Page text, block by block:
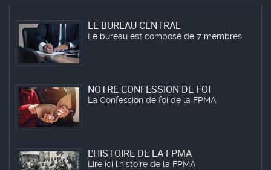
LE BUREAU CENTRAL
Le bureau est composé de 7 membres
NOTRE CONFESSION DE FOI
La Confession de foi de la FPMA
L'HISTOIRE DE LA FPMA
Lire ici l'histoire de la FPMA